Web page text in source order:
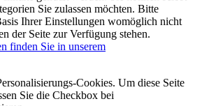
Sie zulassen möchten. Bitte
Ihrer Einstellungen womöglich nicht
der Seite zur Verfügung stehen.
finden Sie in unserem
Cookies. Um diese Seite
Sie die Checkbox bei